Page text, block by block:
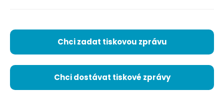
Chci zadat tiskovou zprávu
Chci dostávat tiskové zprávy